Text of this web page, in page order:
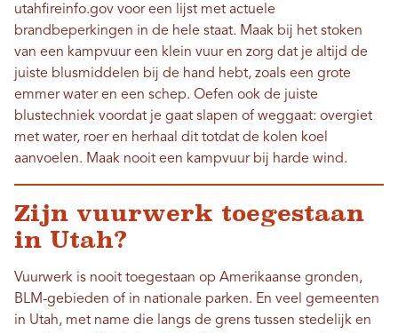
utahfireinfo.gov voor een lijst met actuele
brandbeperkingen in de hele staat. Maak bij het stoken
van een kampvuur een klein vuur en zorg dat je altijd de
juiste blusmiddelen bij de hand hebt, zoals een grote
emmer water en een schep. Oefen ook de juiste
blustechniek voordat je gaat slapen of weggaat: overgiet
met water, roer en herhaal dit totdat de kolen koel
aanvoelen. Maak nooit een kampvuur bij harde wind.
Zijn vuurwerk toegestaan ​​
in Utah?
Vuurwerk is nooit toegestaan ​​op Amerikaanse gronden,
BLM-gebieden of in nationale parken. En veel gemeenten
in Utah, met name die langs de grens tussen stedelijk en